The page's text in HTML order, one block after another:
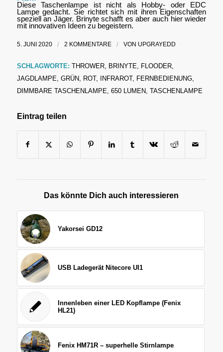
Diese Taschenlampe ist nicht als Hobby- oder EDC
Lampe gedacht. Sie richtet sich mit ihren Eigenschaften
speziell an Jäger. Brinyte schafft es aber auch hier wieder
mit innovativen Ideen zu begeistern.
5. JUNI 2020 / 2 KOMMENTARE / VON UPGRAYEDD
SCHLAGWORTE: THROWER, BRINYTE, FLOODER,
JAGDLAMPE, GRÜN, ROT, INFRAROT, FERNBEDIENUNG,
DIMMBARE TASCHENLAMPE, 650 LUMEN, TASCHENLAMPE
Eintrag teilen
Das könnte Dich auch interessieren
Yakorsei GD12
USB Ladegerät Nitecore UI1
Innenleben einer LED Kopflampe (Fenix
HL21)
Fenix HM71R – superhelle Stirnlampe